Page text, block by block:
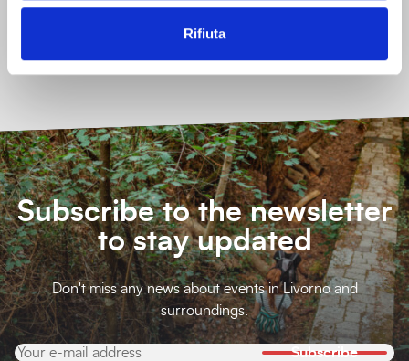
Rifiuta
Free Indoors Outdoors
Reachable by public transport
Subscribe to the newsletter
to stay updated
Don't miss any news about events in Livorno and
surroundings.
Subscribe